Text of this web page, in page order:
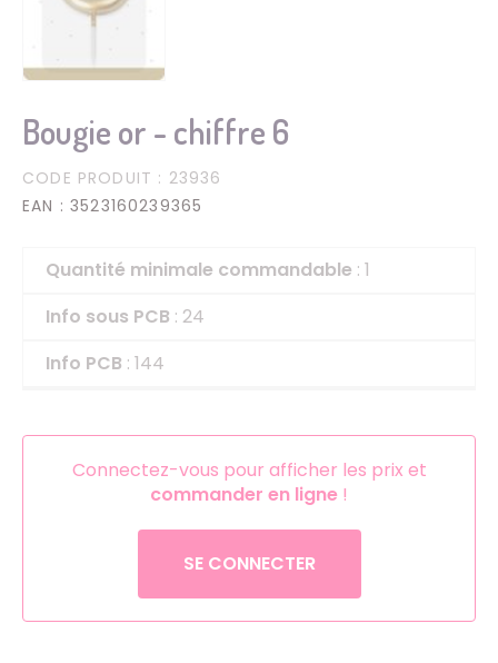
Bougie or - chiffre 6
CODE PRODUIT : 23936
EAN : 3523160239365
Quantité minimale commandable : 1
Info sous PCB : 24
Info PCB : 144
Connectez-vous pour afficher les prix et
commander en ligne !
SE CONNECTER